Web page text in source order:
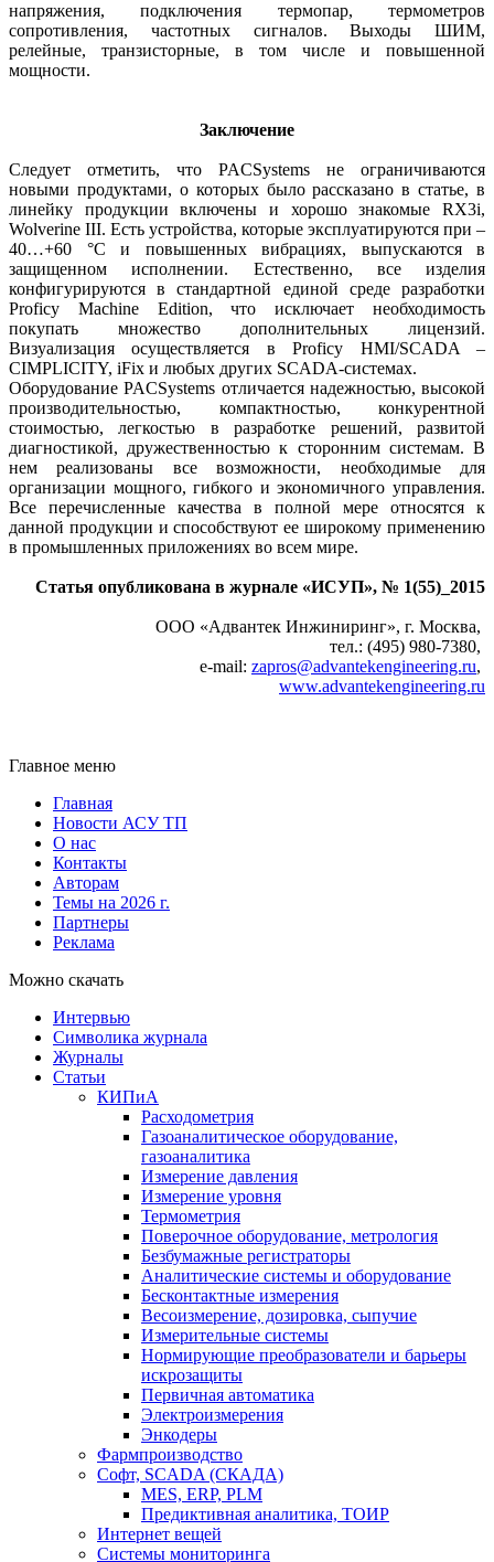
напряжения, подключения термопар, термометров
сопротивления, частотных сигналов. Выходы ШИМ,
релейные, транзисторные, в том числе и повышенной
мощности.
Заключение
Следует отметить, что PACSystems не ограничиваются
новыми продуктами, о которых было рассказано в статье, в
линейку продукции включены и хорошо знакомые RX3i,
Wolverine III. Есть устройства, которые эксплуатируются при –
40…+60 °C и повышенных вибрациях, выпускаются в
защищенном исполнении. Естественно, все изделия
конфигурируются в стандартной единой среде разработки
Proficy Machine Edition, что исключает необходимость
покупать множество дополнительных лицензий.
Визуализация осуществляется в Proficy HMI/SCADA –
CIMPLICITY, iFix и любых других SCADA-системах.
Оборудование PACSystems отличается надежностью, высокой
производительностью, компактностью, конкурентной
стоимостью, легкостью в разработке решений, развитой
диагностикой, дружественностью к сторонним системам. В
нем реализованы все возможности, необходимые для
организации мощного, гибкого и экономичного управления.
Все перечисленные качества в полной мере относятся к
данной продукции и способствуют ее широкому применению
в промышленных приложениях во всем мире.
Статья опубликована в журнале «ИСУП», № 1(55)_2015
ООО «Адвантек Инжиниринг», г. Москва,
тел.: (495) 980-7380,
e-mail: zapros@advantekengineering.ru,
www.advantekengineering.ru
Главное меню
Главная
Новости АСУ ТП
О нас
Контакты
Авторам
Темы на 2026 г.
Партнеры
Реклама
Можно скачать
Интервью
Символика журнала
Журналы
Статьи
КИПиА
Расходометрия
Газоаналитическое оборудование,
газоаналитика
Измерение давления
Измерение уровня
Термометрия
Поверочное оборудование, метрология
Безбумажные регистраторы
Аналитические системы и оборудование
Бесконтактные измерения
Весоизмерение, дозировка, сыпучие
Измерительные системы
Нормирующие преобразователи и барьеры
искрозащиты
Первичная автоматика
Электроизмерения
Энкодеры
Фармпроизводство
Софт, SCADA (СКАДА)
MES, ERP, PLM
Предиктивная аналитика, ТОИР
Интернет вещей
Системы мониторинга